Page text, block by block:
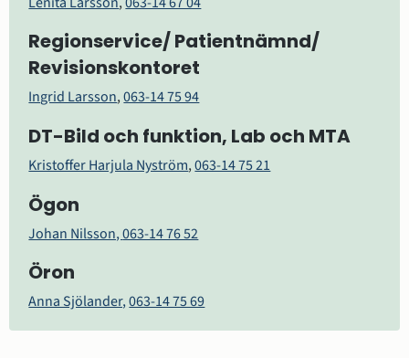
Regionservice/ Patientnämnd/
Revisionskontoret
Ingrid Larsson, 063-14 75 94
DT-Bild och funktion, Lab och MTA
Kristoffer Harjula Nyström, 063-14 75 21
Ögon
Johan Nilsson, 063-14 76 52
Öron
Anna Sjölander,063-14 75 69